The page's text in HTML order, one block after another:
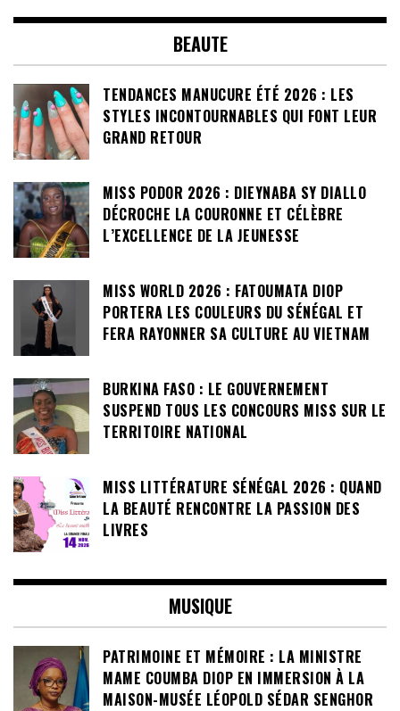
BEAUTE
TENDANCES MANUCURE ÉTÉ 2026 : LES
STYLES INCONTOURNABLES QUI FONT LEUR
GRAND RETOUR
MISS PODOR 2026 : DIEYNABA SY DIALLO
DÉCROCHE LA COURONNE ET CÉLÈBRE
L’EXCELLENCE DE LA JEUNESSE
MISS WORLD 2026 : FATOUMATA DIOP
PORTERA LES COULEURS DU SÉNÉGAL ET
FERA RAYONNER SA CULTURE AU VIETNAM
BURKINA FASO : LE GOUVERNEMENT
SUSPEND TOUS LES CONCOURS MISS SUR LE
TERRITOIRE NATIONAL
MISS LITTÉRATURE SÉNÉGAL 2026 : QUAND
LA BEAUTÉ RENCONTRE LA PASSION DES
LIVRES
MUSIQUE
PATRIMOINE ET MÉMOIRE : LA MINISTRE
MAME COUMBA DIOP EN IMMERSION À LA
MAISON-MUSÉE LÉOPOLD SÉDAR SENGHOR